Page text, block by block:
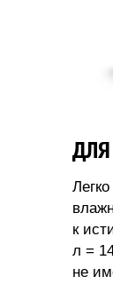
ДЛЯ
к
л =
не